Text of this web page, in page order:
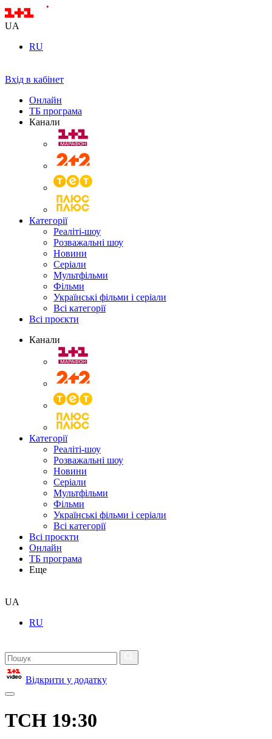
UA
RU
Вхід в кабінет
Онлайн
ТБ програма
Канали
Категорії
Реаліті-шоу
Розважальні шоу
Новини
Серіали
Мультфільми
Фільми
Українські фільми і серіали
Всі категорії
Всі проєкти
Канали
Категорії
Реаліті-шоу
Розважальні шоу
Новини
Серіали
Мультфільми
Фільми
Українські фільми і серіали
Всі категорії
Всі проєкти
Онлайн
ТБ програма
Еще
UA
RU
Відкрити у додатку
ТСН 19:30